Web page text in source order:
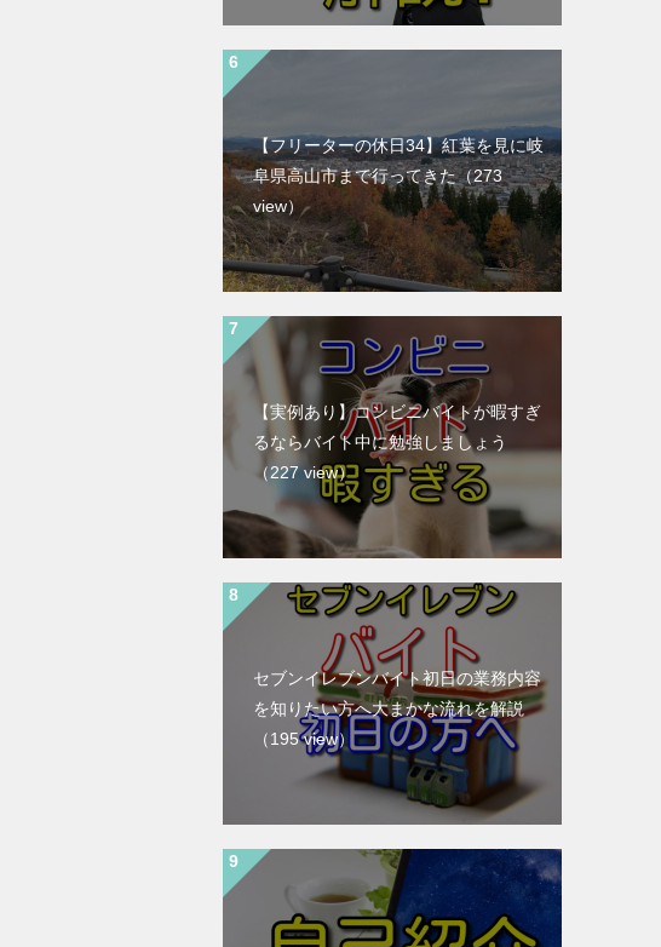
【フリーターの休日34】紅葉を見に岐
阜県高山市まで行ってきた（273
view）
【実例あり】コンビニバイトが暇すぎ
るならバイト中に勉強しましょう
（227 view）
セブンイレブンバイト初日の業務内容
を知りたい方へ大まかな流れを解説
（195 view）